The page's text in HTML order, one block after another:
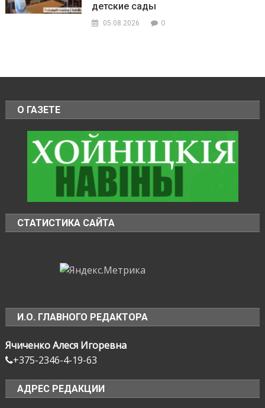
детские сады
05.08.2026 0
О ГАЗЕТЕ
СТАТИСТИКА САЙТА
И.О. ГЛАВНОГО РЕДАКТОРА
Ячиченко Алеся Игоревна
+375-2346-4-19-63
АДРЕС РЕДАКЦИИ